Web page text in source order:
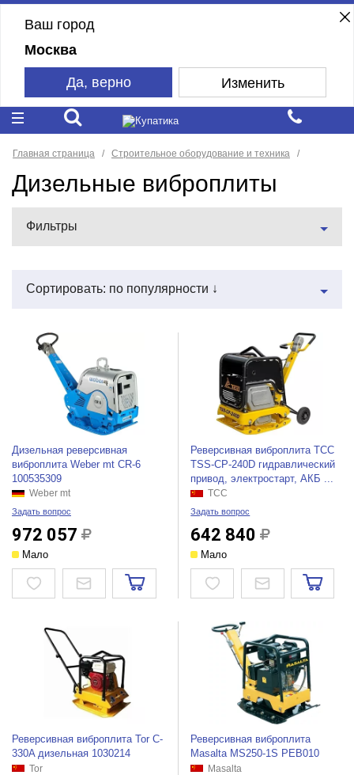
Ваш город
Москва
Да, верно Изменить
Главная страница Строительное оборудование и техника
Дизельные виброплиты
Фильтры
Сортировать: по популярности ↓
Дизельная реверсивная
виброплита Weber mt CR-6
100535309
Weber mt
Задать вопрос
972 057
Мало
Реверсивная виброплита ТСС
TSS-CP-240D гидравлический
привод, электростарт, АКБ ...
ТСС
Задать вопрос
642 840
Мало
Реверсивная виброплита Tor C-
330A дизельная 1030214
Tor
Реверсивная виброплита
Masalta MS250-1S РЕВ010
Masalta